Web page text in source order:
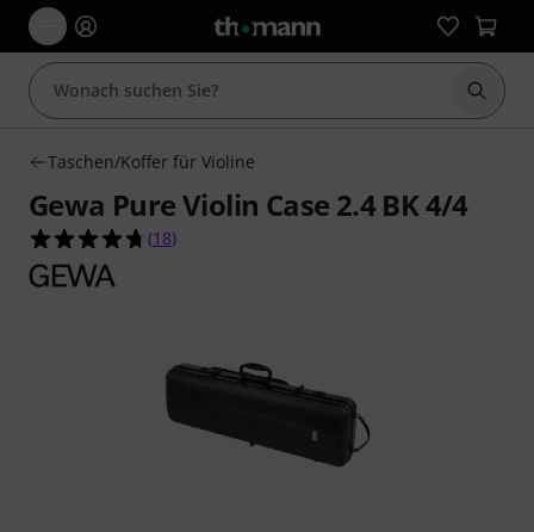
Suche
Taschen/Koffer für Violine
Gewa Pure Violin Case 2.4 BK 4/4
4.7 von 5 Sternen aus 18 Kundenbewertungen
(18)